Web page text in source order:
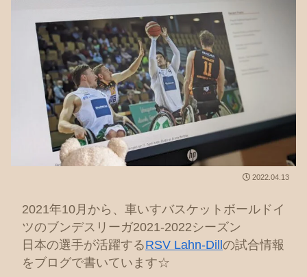
2022.04.13
2021年10月から、車いすバスケットボールドイ
ツのブンデスリーガ2021-2022シーズン
日本の選手が活躍するRSV Lahn-Dill の試合情報
をブログで書いています☆